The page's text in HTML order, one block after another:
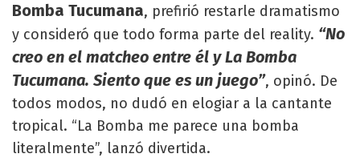
Bomba Tucumana, prefirió restarle dramatismo
y consideró que todo forma parte del reality. “No
creo en el matcheo entre él y La Bomba
Tucumana. Siento que es un juego”, opinó. De
todos modos, no dudó en elogiar a la cantante
tropical. “La Bomba me parece una bomba
literalmente”, lanzó divertida.